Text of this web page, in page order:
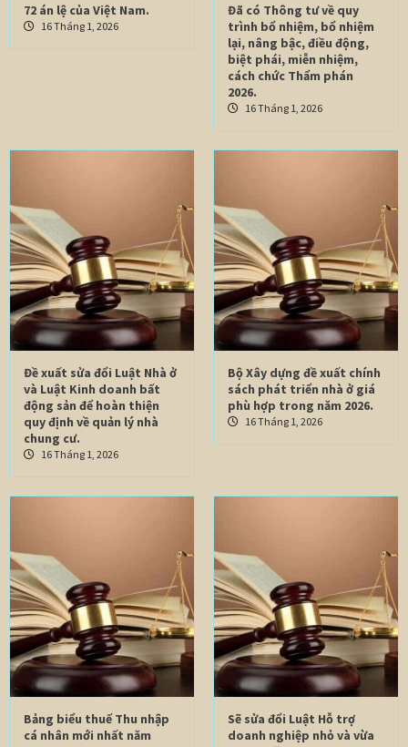
72 án lệ của Việt Nam.
16 Tháng 1, 2026
Đã có Thông tư về quy
trình bổ nhiệm, bổ nhiệm
lại, nâng bậc, điều động,
biệt phái, miễn nhiệm,
cách chức Thẩm phán
2026.
16 Tháng 1, 2026
Đề xuất sửa đổi Luật Nhà ở
và Luật Kinh doanh bất
động sản để hoàn thiện
quy định về quản lý nhà
chung cư.
16 Tháng 1, 2026
Bộ Xây dựng đề xuất chính
sách phát triển nhà ở giá
phù hợp trong năm 2026.
16 Tháng 1, 2026
Bảng biểu thuế Thu nhập
cá nhân mới nhất năm
Sẽ sửa đổi Luật Hỗ trợ
doanh nghiệp nhỏ và vừa